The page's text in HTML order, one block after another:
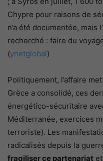
Chypre pour raisons de
n’a été documentée, mais
recherché : faire du
(ynetglobal)
Politiquement, l’affaire
Grèce a consolidé, ces
énergético-sécuritaire
Méditerranée, exercices
terroriste). Les
radicalisés depuis la
fragiliser ce partenariat